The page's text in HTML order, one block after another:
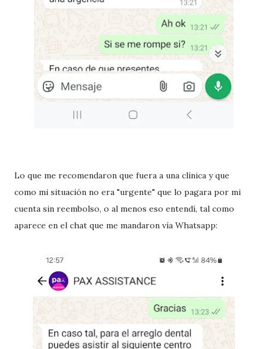
Lo que me recomendaron que fuera a una clínica y que
como mi situación no era "urgente" que lo pagara por mi
cuenta sin reembolso, o al menos eso entendí, tal como
aparece en el chat que me mandaron vía Whatsapp: